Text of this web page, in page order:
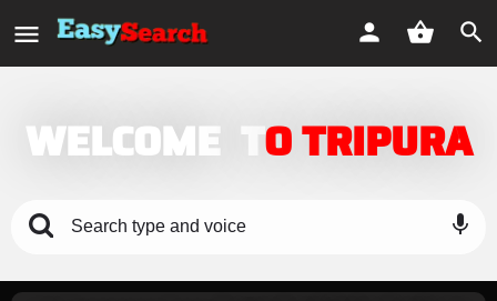
WELCOME T O TRIPURA
mic